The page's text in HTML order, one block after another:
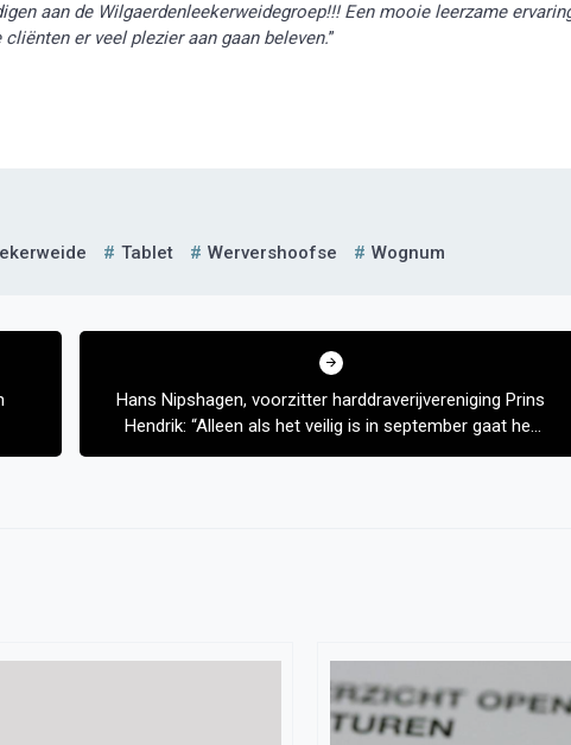
aan de Wilgaerdenleekerweidegroep!!! Een mooie leerzame
er veel plezier aan gaan beleven.”
Tablet Wervershoofse Wognum
Hans Nipshagen, voorzitter harddraverijvereniging Prins
Hendrik: “Alleen als het veilig is in september gaat het
feest door”